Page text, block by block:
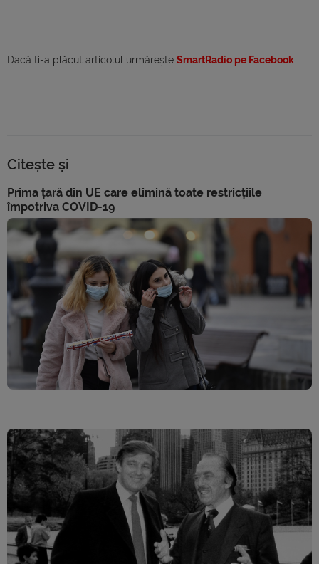
Dacă ti-a plăcut articolul urmărește SmartRadio pe Facebook
Citește și
Prima țară din UE care elimină toate restricțiile
împotriva COVID-19